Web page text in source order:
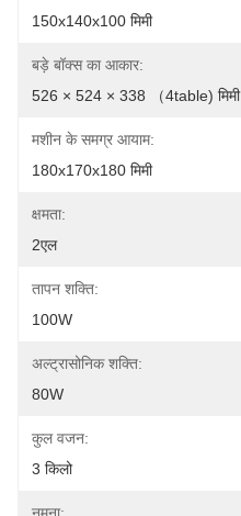
150x140x100 मिमी
बड़े बॉक्स का आकार:
526 × 524 × 338 （4table) मिमी
मशीन के समग्र आयाम:
180x170x180 मिमी
क्षमता:
2एल
तापन शक्ति:
100W
अल्ट्रासोनिक शक्ति:
80W
कुल वजन:
3 किलो